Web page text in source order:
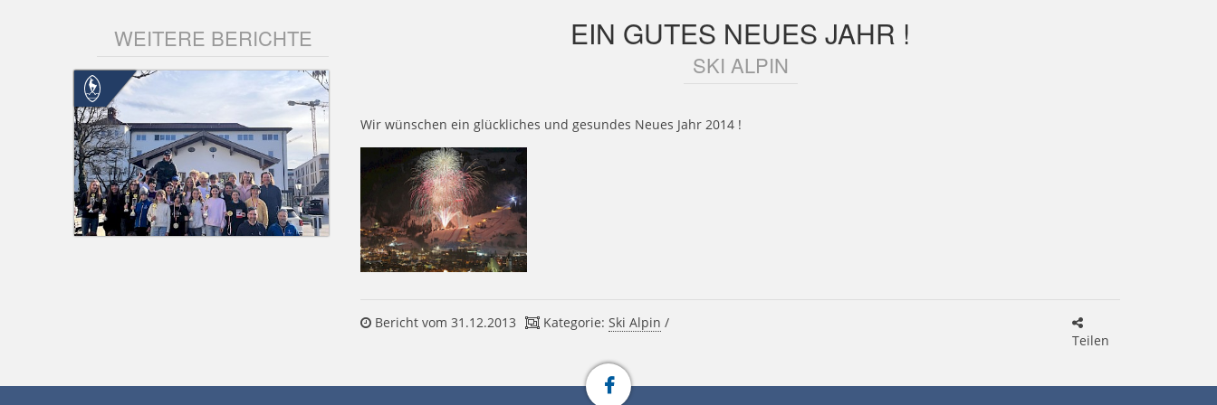
EIN GUTES NEUES JAHR !
SKI ALPIN
Wir wünschen ein glückliches und gesundes Neues Jahr 2014 !
Bericht vom 31.12.2013 Kategorie:Ski Alpin /
Teilen
WEITERE BERICHTE